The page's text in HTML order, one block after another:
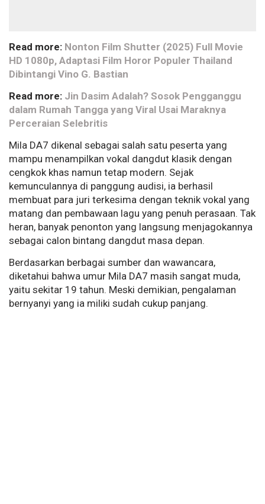
Read more: Nonton Film Shutter (2025) Full Movie
HD 1080p, Adaptasi Film Horor Populer Thailand
Dibintangi Vino G. Bastian
Read more: Jin Dasim Adalah? Sosok Pengganggu
dalam Rumah Tangga yang Viral Usai Maraknya
Perceraian Selebritis
Mila DA7 dikenal sebagai salah satu peserta yang
mampu menampilkan vokal dangdut klasik dengan
cengkok khas namun tetap modern. Sejak
kemunculannya di panggung audisi, ia berhasil
membuat para juri terkesima dengan teknik vokal yang
matang dan pembawaan lagu yang penuh perasaan. Tak
heran, banyak penonton yang langsung menjagokannya
sebagai calon bintang dangdut masa depan.
Berdasarkan berbagai sumber dan wawancara,
diketahui bahwa umur Mila DA7 masih sangat muda,
yaitu sekitar 19 tahun. Meski demikian, pengalaman
bernyanyi yang ia miliki sudah cukup panjang.